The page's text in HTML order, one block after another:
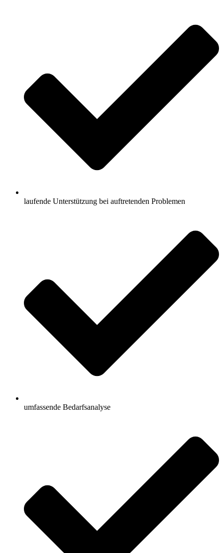
laufende Unterstützung bei auftretenden Problemen
umfassende Bedarfsanalyse